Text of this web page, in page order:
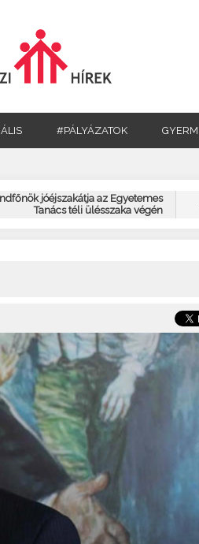
#PÁLYÁZATOK
jóéjszakátja az Egyetemes
Tanács téli ülésszaka végén